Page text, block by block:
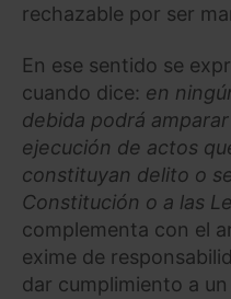
rechazable por ser
En ese sentido se
cuando dice: en
debida podrá
ejecución de actos
constituyan delito o
Constitución o a las
complementa con el
exime de
dar cumplimiento a